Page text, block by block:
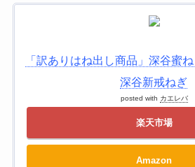
「訳ありはね出し商品」深谷蜜
深谷新戒ねぎ
posted with カエレバ
楽天市場
Amazon